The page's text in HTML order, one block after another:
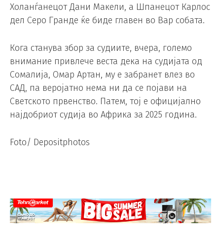
Холанѓанецот Дани Макели, а Шпанецот Карлос
дел Серо Гранде ќе биде главен во Вар собата.
Кога станува збор за судиите, вчера, големо
внимание привлече веста дека на судијата од
Сомалија, Омар Артан, му е забранет влез во
САД, па веројатно нема ни да се појави на
Светското првенство. Патем, тој е официјално
најдобриот судија во Африка за 2025 година.
Foto/ Depositphotos